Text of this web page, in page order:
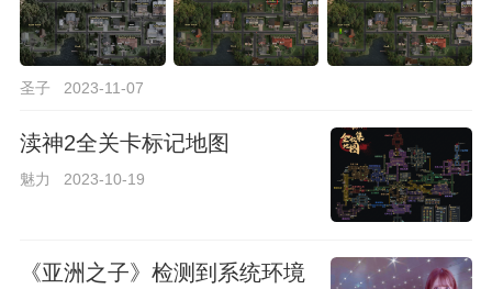
圣子 2023-11-07
渎神2全关卡标记地图
魅力 2023-10-19
《亚洲之子》检测到系统环境